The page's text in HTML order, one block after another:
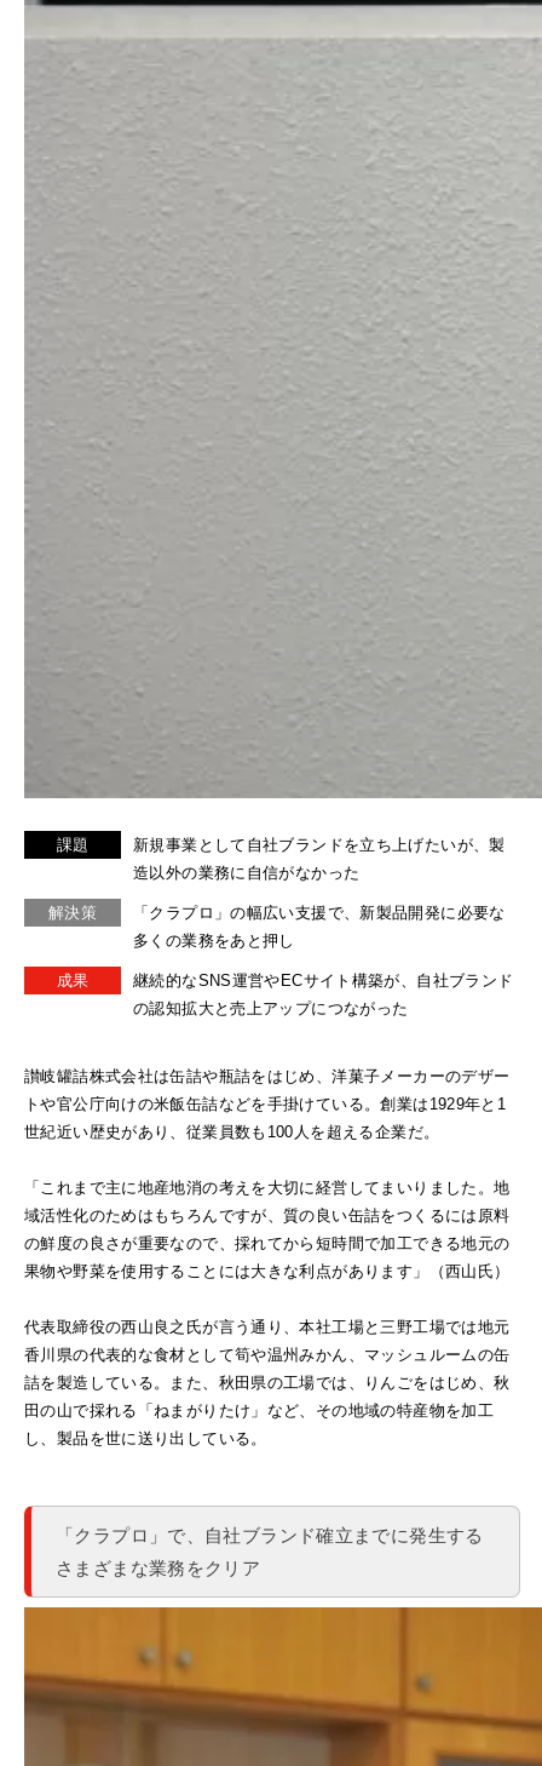
課題
新規事業として自社ブランドを立ち上げたいが、製
造以外の業務に自信がなかった
解決策
「クラプロ」の幅広い支援で、新製品開発に必要な
多くの業務をあと押し
成果
継続的なSNS運営やECサイト構築が、自社ブランド
の認知拡大と売上アップにつながった
讃岐罐詰株式会社は缶詰や瓶詰をはじめ、洋菓子メーカーのデザー
トや官公庁向けの米飯缶詰などを手掛けている。創業は1929年と1
世紀近い歴史があり、従業員数も100人を超える企業だ。
「これまで主に地産地消の考えを大切に経営してまいりました。地
域活性化のためはもちろんですが、質の良い缶詰をつくるには原料
の鮮度の良さが重要なので、採れてから短時間で加工できる地元の
果物や野菜を使用することには大きな利点があります」（西山氏）
代表取締役の西山良之氏が言う通り、本社工場と三野工場では地元
香川県の代表的な食材として筍や温州みかん、マッシュルームの缶
詰を製造している。また、秋田県の工場では、りんごをはじめ、秋
田の山で採れる「ねまがりたけ」など、その地域の特産物を加工
し、製品を世に送り出している。
「クラプロ」で、自社ブランド確立までに発生する
さまざまな業務をクリア